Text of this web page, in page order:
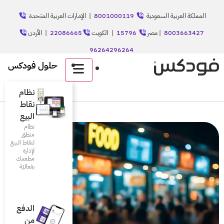
| الإمارات العربية المتحدة
22086665 | الأردن
حلول فودكس
نقاط
نظام
متطوّر
لنقاط البيع
لإدارة
مطعمك
بفعاليّة
الدفع
من